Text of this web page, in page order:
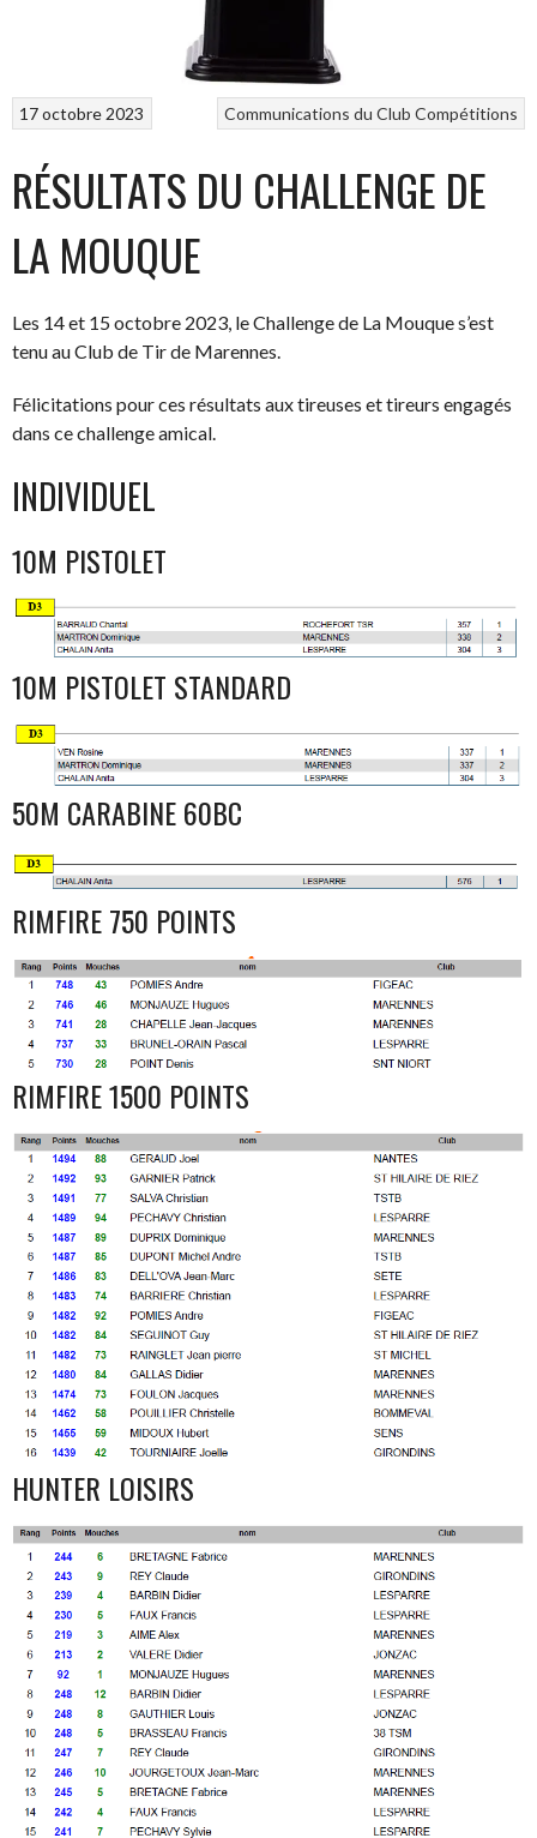
Communications du Club Compétitions
17 octobre 2023
RÉSULTATS DU CHALLENGE DE
LA MOUQUE
Les 14 et 15 octobre 2023, le Challenge de La Mouque s’est
tenu au Club de Tir de Marennes.
Félicitations pour ces résultats aux tireuses et tireurs engagés
dans ce challenge amical.
INDIVIDUEL
10M PISTOLET
10M PISTOLET STANDARD
50M CARABINE 60BC
RIMFIRE 750 POINTS
RIMFIRE 1500 POINTS
HUNTER LOISIRS